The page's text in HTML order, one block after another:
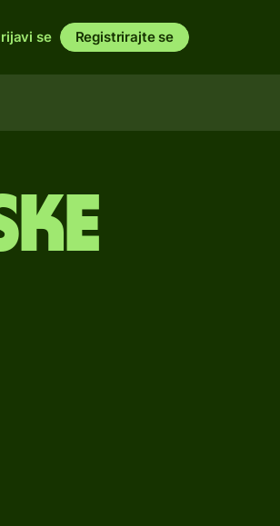
se Registrirajte se